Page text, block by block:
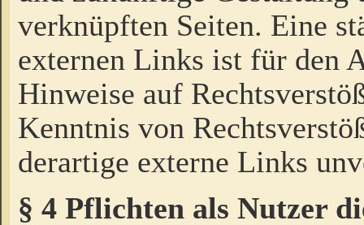
verknüpften Seiten. Eine
externen Links ist für den
Hinweise auf
Kenntnis von
derartige externe Links
§ 4 Pflichten als Nutzer